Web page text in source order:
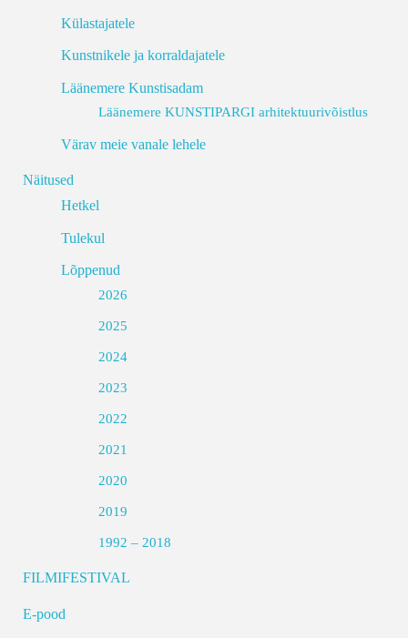
Külastajatele
Kunstnikele ja korraldajatele
Läänemere Kunstisadam
Läänemere KUNSTIPARGI arhitektuurivõistlus
Värav meie vanale lehele
Näitused
Hetkel
Tulekul
Lõppenud
2026
2025
2024
2023
2022
2021
2020
2019
1992 – 2018
FILMIFESTIVAL
E-pood